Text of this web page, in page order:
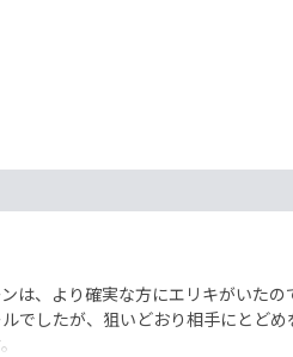
ンは、より確実な方にエリキがいた
でしたが、狙いどおり相手にとど